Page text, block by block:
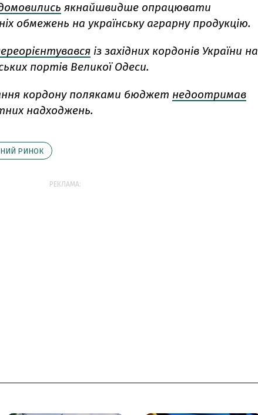
якнайшвидше опрацювати
обмежень на українську аграрну продукцію.
із західних кордонів України на
портів Великої Одеси.
кордону поляками бюджет недоотримав
надходжень.
РИНОК
РЕКЛАМА: